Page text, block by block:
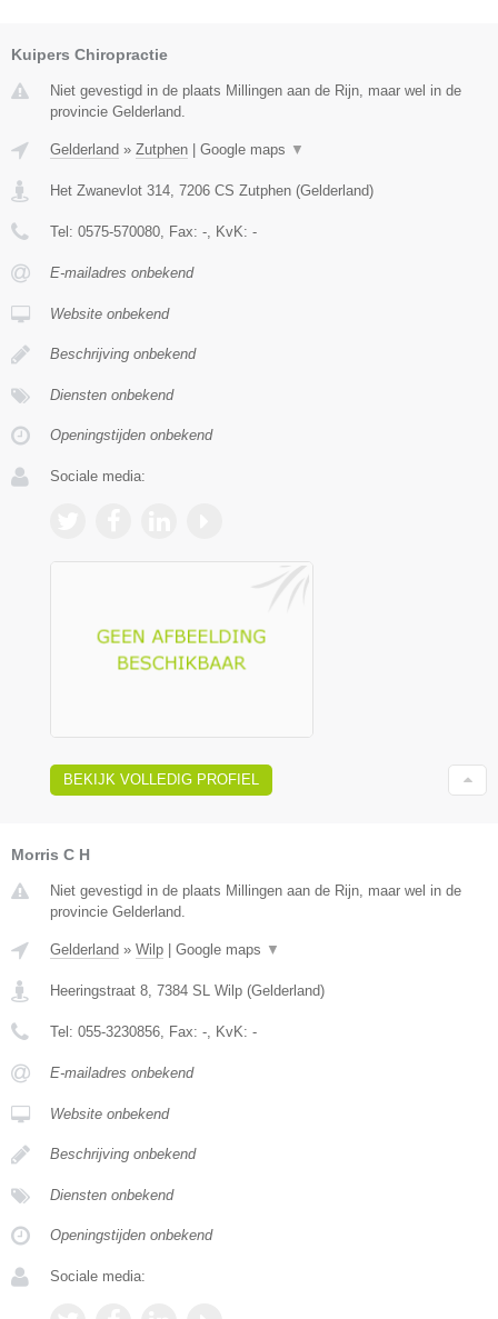
Kuipers Chiropractie
Niet gevestigd in de plaats Millingen aan de Rijn, maar wel in de
provincie Gelderland.
Gelderland » Zutphen Google maps ▼
Het Zwanevlot 314, 7206 CS Zutphen (Gelderland)
Tel: 0575-570080, Fax: -, KvK: -
E-mailadres onbekend
Website onbekend
Beschrijving onbekend
Diensten onbekend
Openingstijden onbekend
Sociale media:
BEKIJK VOLLEDIG PROFIEL
Morris C H
Niet gevestigd in de plaats Millingen aan de Rijn, maar wel in de
provincie Gelderland.
Gelderland » Wilp Google maps ▼
Heeringstraat 8 7384 SL Wilp (Gelderland)
Tel: 055-3230856 , Fax: - , KvK: -
E-mailadres onbekend
Website onbekend
Beschrijving onbekend
Diensten onbekend
Openingstijden onbekend
Sociale media: